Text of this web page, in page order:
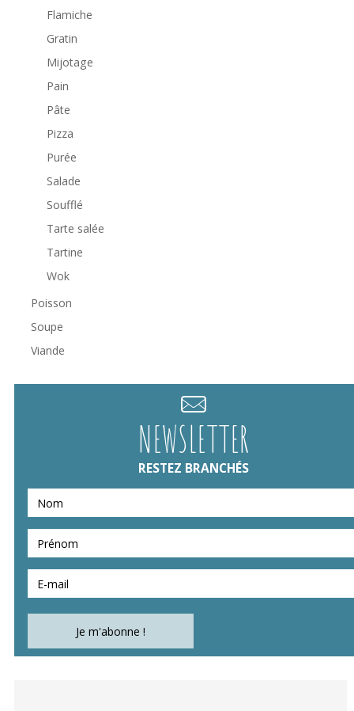
Flamiche
Gratin
Mijotage
Pain
Pâte
Pizza
Purée
Salade
Soufflé
Tarte salée
Tartine
Wok
Poisson
Soupe
Viande
NEWSLETTER
RESTEZ BRANCHÉS